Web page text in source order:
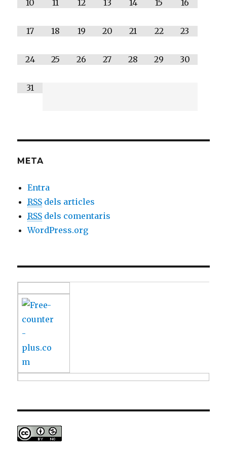
10 11 12 13 14 15 16
17 18 19 20 21 22 23
24 25 26 27 28 29 30
31
META
Entra
RSS dels articles
RSS dels comentaris
WordPress.org